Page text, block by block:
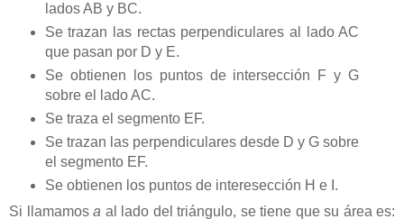
lados AB y BC.
Se trazan las rectas perpendiculares al lado AC
que pasan por D y E.
Se obtienen los puntos de intersección F y G
sobre el lado AC.
Se traza el segmento EF.
Se trazan las perpendiculares desde D y G sobre
el segmento EF.
Se obtienen los puntos de interesección H e I.
Si llamamos a al lado del triángulo, se tiene que su área es: